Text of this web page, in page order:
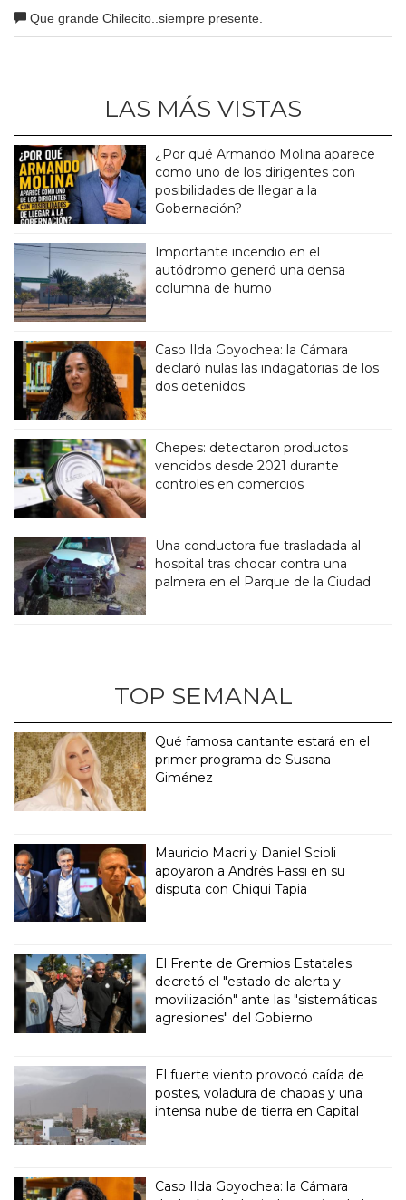
Que grande Chilecito..siempre presente.
LAS MÁS VISTAS
¿Por qué Armando Molina aparece
como uno de los dirigentes con
posibilidades de llegar a la
Gobernación?
Importante incendio en el
autódromo generó una densa
columna de humo
Caso Ilda Goyochea: la Cámara
declaró nulas las indagatorias de los
dos detenidos
Chepes: detectaron productos
vencidos desde 2021 durante
controles en comercios
Una conductora fue trasladada al
hospital tras chocar contra una
palmera en el Parque de la Ciudad
TOP SEMANAL
Qué famosa cantante estará en el
primer programa de Susana
Giménez
Mauricio Macri y Daniel Scioli
apoyaron a Andrés Fassi en su
disputa con Chiqui Tapia
El Frente de Gremios Estatales
decretó el "estado de alerta y
movilización" ante las "sistemáticas
agresiones" del Gobierno
El fuerte viento provocó caída de
postes, voladura de chapas y una
intensa nube de tierra en Capital
Caso Ilda Goyochea: la Cámara